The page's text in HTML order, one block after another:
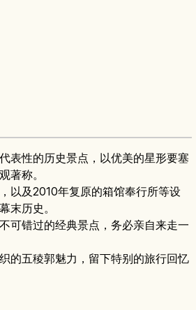
表性的历史景点，以优美的星形要塞
著称。
以及2010年复原的箱馆奉行所等设
末历史。
可错过的经典景点，务必亲自来走一
的五稜郭魅力，留下特别的旅行回忆